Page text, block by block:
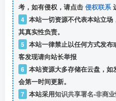
考，如有侵权，请点击 侵权联系
4 本站一切资源不代表本站立
其真实性负责。
5 本站一律禁止以任何方式发
客发现请向站长举报
6 本站资源大多存储在云盘，
会第一时间更新。
7 本站采用知识共享署名-非商